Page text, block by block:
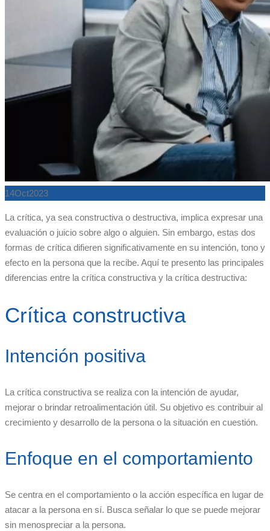
14Oct2023
La crítica, ya sea constructiva o destructiva, implica expresar una
evaluación o juicio sobre algo o alguien. Sin embargo, estas dos
formas de crítica difieren significativamente en su intención, tono y
efecto en la persona que la recibe. Aquí te presento las principales
diferencias entre la crítica constructiva y la crítica destructiva:
Crítica constructiva
Intención positiva
La crítica constructiva se realiza con la intención de ayudar,
mejorar o brindar retroalimentación útil. Su objetivo es contribuir al
crecimiento y desarrollo de la persona o la situación en cuestión.
Enfoque en el comportamiento
Se centra en el comportamiento o la acción específica en lugar de
atacar a la persona en sí. Busca señalar lo que se puede mejorar
sin menospreciar a la persona.